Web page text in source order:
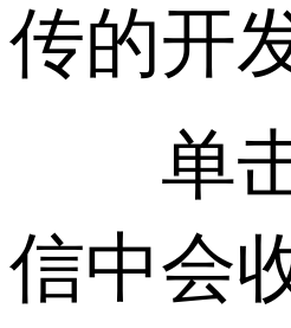
传的开
单击
信中会